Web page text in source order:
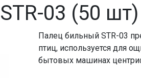
03 (50 шт)
Палец бильный STR-03
птиц, используется для
бытовых машинах